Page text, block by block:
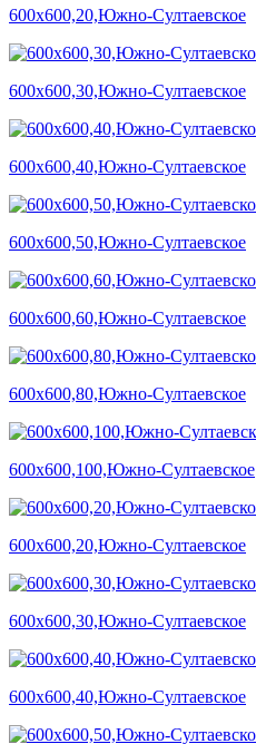
600х600,20,Южно-Султаевское
600х600,30,Южно-Султаевское
600х600,40,Южно-Султаевское
600х600,50,Южно-Султаевское
600х600,60,Южно-Султаевское
600х600,80,Южно-Султаевское
600х600,100,Южно-Султаевское
600х600,20,Южно-Султаевское
600х600,30,Южно-Султаевское
600х600,40,Южно-Султаевское